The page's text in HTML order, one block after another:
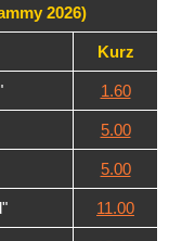
2026)
Kurz
1.60
5.00
5.00
11.00